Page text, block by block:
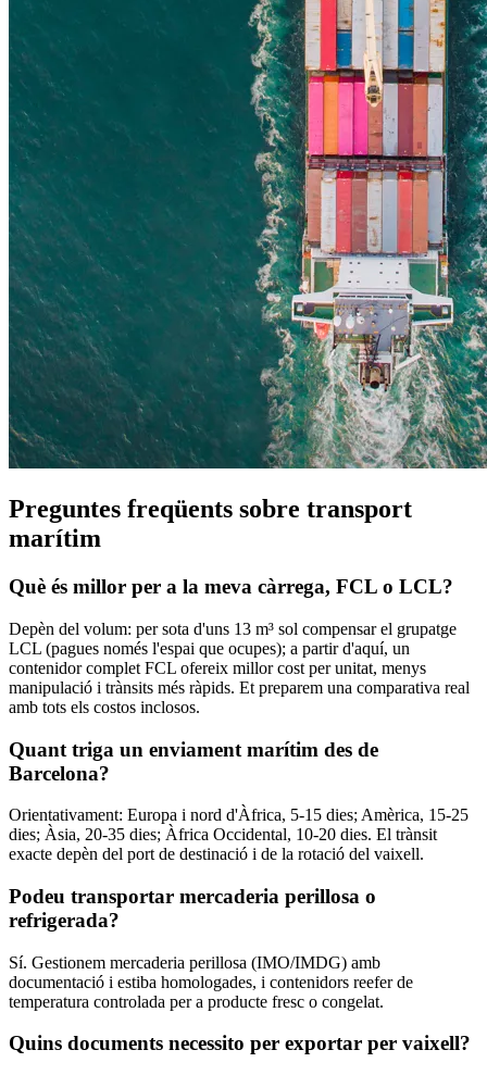
Preguntes freqüents sobre transport
marítim
Què és millor per a la meva càrrega, FCL o LCL?
Depèn del volum: per sota d'uns 13 m³ sol compensar el grupatge
LCL (pagues només l'espai que ocupes); a partir d'aquí, un
contenidor complet FCL ofereix millor cost per unitat, menys
manipulació i trànsits més ràpids. Et preparem una comparativa real
amb tots els costos inclosos.
Quant triga un enviament marítim des de
Barcelona?
Orientativament: Europa i nord d'Àfrica, 5-15 dies; Amèrica, 15-25
dies; Àsia, 20-35 dies; Àfrica Occidental, 10-20 dies. El trànsit
exacte depèn del port de destinació i de la rotació del vaixell.
Podeu transportar mercaderia perillosa o
refrigerada?
Sí. Gestionem mercaderia perillosa (IMO/IMDG) amb
documentació i estiba homologades, i contenidors reefer de
temperatura controlada per a producte fresc o congelat.
Quins documents necessito per exportar per vaixell?